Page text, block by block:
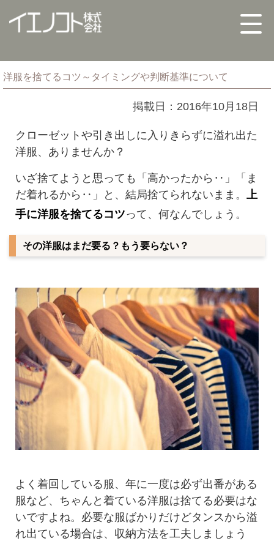
洋服を捨てるコツ～タイミングや判断基準について
掲載日：2016年10月18日
クローゼットや引き出しに入りきらずに溢れ出た
洋服、ありませんか？
いざ捨てようと思っても「高かったから‥」「ま
だ着れるから‥」と、結局捨てられないまま。 上
手に洋服を捨てるコツって、何なんでしょう。
その洋服はまだ要る？もう要らない？
よく着回している服、年に一度は必ず出番がある
服など、ちゃんと着ている洋服は捨てる必要はな
いですよね。必要な服ばかりだけどタンスから溢
れ出ている場合は、収納方法を工夫しましょう